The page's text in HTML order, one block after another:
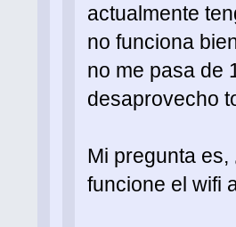
actualmente
no funciona
no me pasa de
desaprovecho
Mi pregunta
funcione el wifi